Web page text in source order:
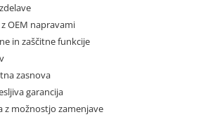
OEM napravami
in zaščitne funkcije
zasnova
garancija
z možnostjo zamenjave